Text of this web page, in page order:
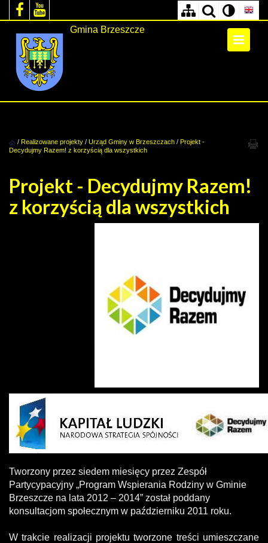
Gmina Brzeszcze
/ Realizowane projekty / Urząd Gminy w Brzeszczach / Projekt -
Decydujmy Razem! z korzyścią dla wszystkich
Projekt - Decydujmy Razem!
z korzyścią dla wszystkich
Tworzony przez siedem miesięcy przez Zespół
Partycypacyjny „Program Wspierania Rodziny w Gminie
Brzeszcze na lata 2012 – 2014” został poddany
konsultacjom społecznym w październiku 2011 roku.
W trakcie realizacji projektu tworzone treści umieszczane